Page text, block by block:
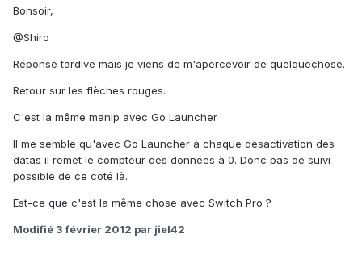
Bonsoir,
@Shiro
Réponse tardive mais je viens de m'apercevoir de quelquechose.
Retour sur les flèches rouges.
C'est la même manip avec Go Launcher
Il me semble qu'avec Go Launcher à chaque désactivation des
datas il remet le compteur des données à 0. Donc pas de suivi
possible de ce coté là.
Est-ce que c'est la même chose avec Switch Pro ?
Modifié 3 février 2012 par jiel42